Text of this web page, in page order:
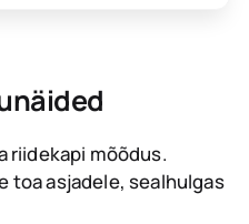
riidekapi mõõdus.
toa asjadele, sealhulgas